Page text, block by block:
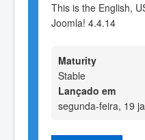
This is the English,
Joomla! 4.4.14
Maturity
Stable
Lançado em
segunda-feira, 19